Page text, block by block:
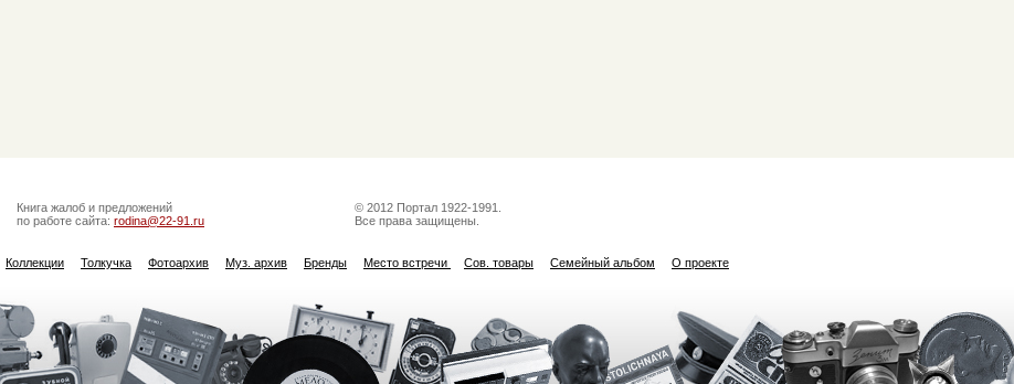
Книга жалоб и предложений
по работе сайта: rodina@22-91.ru
© 2012 Портал 1922-1991.
Все права защищены.
Коллекции Толкучка Фотоархив Муз. архив Бренды Место встречи Сов. товары Семейный альбом О проекте